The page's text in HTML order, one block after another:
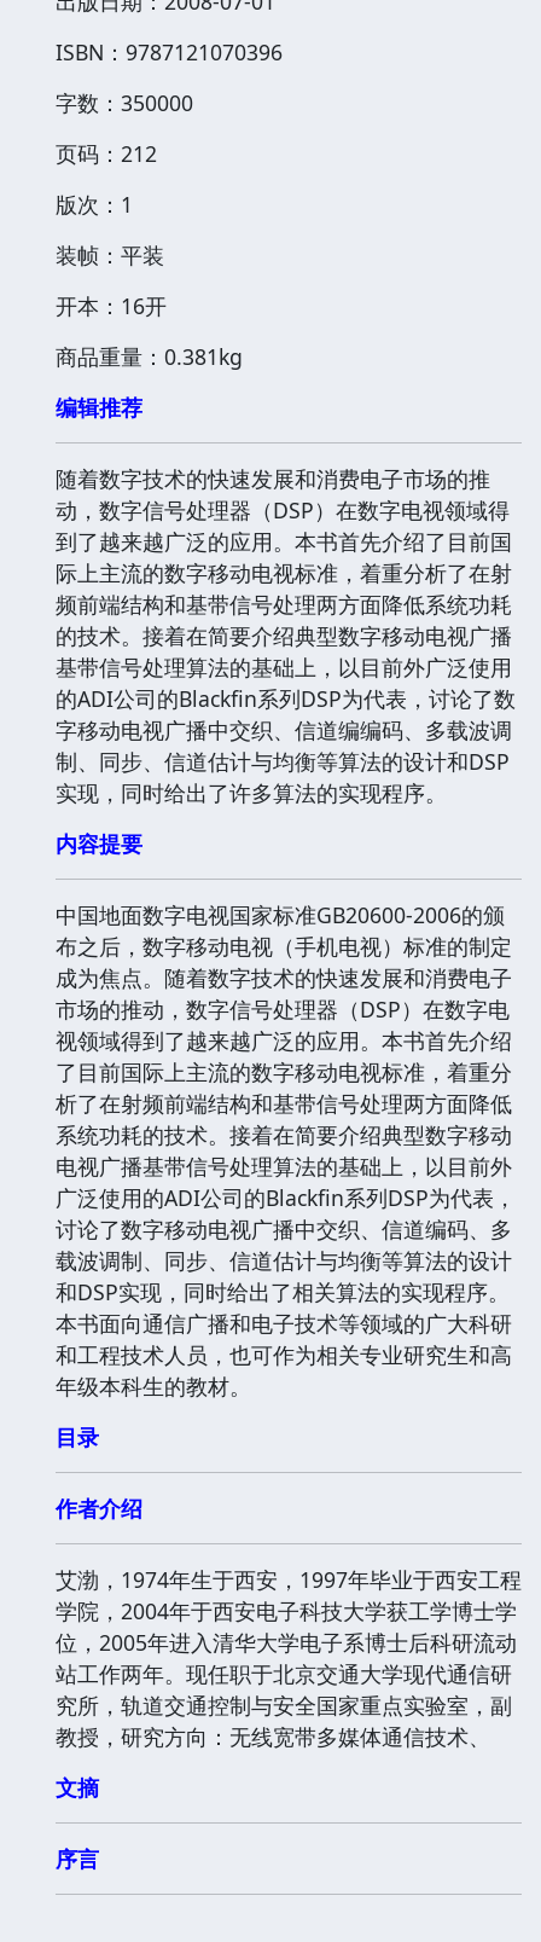
ISBN：9787121070396
字数：350000
页码：212
版次：1
装帧：平装
开本：16开
商品重量：0.381kg
编辑推荐
随着数字技术的快速发展和消费电子市场的推
动，数字信号处理器（DSP）在数字电视领域得
到了越来越广泛的应用。本书首先介绍了目前国
际上主流的数字移动电视标准，着重分析了在射
频前端结构和基带信号处理两方面降低系统功耗
的技术。接着在简要介绍典型数字移动电视广播
基带信号处理算法的基础上，以目前外广泛使用
的ADI公司的Blackfin系列DSP为代表，讨论了数
字移动电视广播中交织、信道编编码、多载波调
制、同步、信道估计与均衡等算法的设计和DSP
实现，同时给出了许多算法的实现程序。
内容提要
中国地面数字电视国家标准GB20600-2006的颁
布之后，数字移动电视（手机电视）标准的制定
成为焦点。随着数字技术的快速发展和消费电子
市场的推动，数字信号处理器（DSP）在数字电
视领域得到了越来越广泛的应用。本书首先介绍
了目前国际上主流的数字移动电视标准，着重分
析了在射频前端结构和基带信号处理两方面降低
系统功耗的技术。接着在简要介绍典型数字移动
电视广播基带信号处理算法的基础上，以目前外
广泛使用的ADI公司的Blackfin系列DSP为代表，
讨论了数字移动电视广播中交织、信道编码、多
载波调制、同步、信道估计与均衡等算法的设计
和DSP实现，同时给出了相关算法的实现程序。
本书面向通信广播和电子技术等领域的广大科研
和工程技术人员，也可作为相关专业研究生和高
年级本科生的教材。
目录
作者介绍
艾渤，1974年生于西安，1997年毕业于西安工程
学院，2004年于西安电子科技大学获工学博士学
位，2005年进入清华大学电子系博士后科研流动
站工作两年。现任职于北京交通大学现代通信研
究所，轨道交通控制与安全国家重点实验室，副
教授，研究方向：无线宽带多媒体通信技术、
文摘
序言